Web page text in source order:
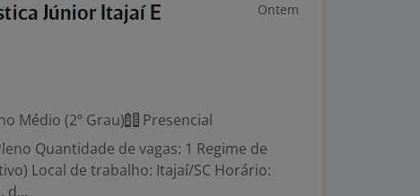
Júnior Itajaí E
Ontem
Médio (2º Grau)
Presencial
Quantidade de vagas: 1 Regime de
Local de trabalho: Itajaí/SC Horário:
d...